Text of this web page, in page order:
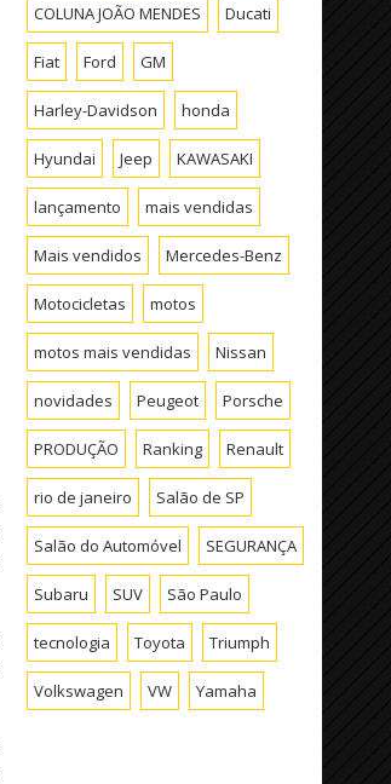
COLUNA JOÃO MENDES Ducati
Fiat Ford GM
Harley-Davidson honda
Hyundai Jeep KAWASAKI
lançamento mais vendidas
Mais vendidos Mercedes-Benz
Motocicletas motos
motos mais vendidas Nissan
novidades Peugeot Porsche
PRODUÇÃO Ranking Renault
rio de janeiro Salão de SP
Salão do Automóvel SEGURANÇA
Subaru SUV São Paulo
tecnologia Toyota Triumph
Volkswagen VW Yamaha